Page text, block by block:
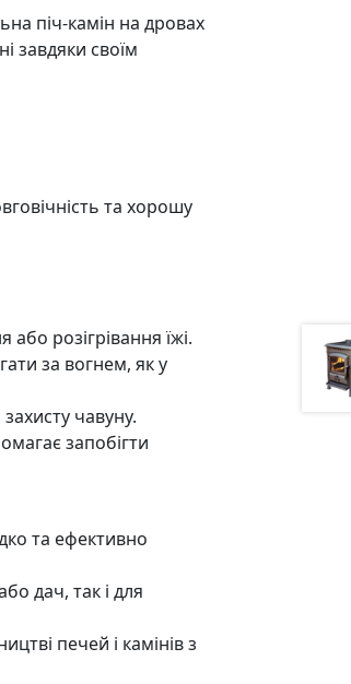
піч-камін на дровах
завдяки своїм
та хорошу
розігрівання їжі.
за вогнем, як у
чавуну.
запобігти
та ефективно
дач, так і для
печей і камінів з